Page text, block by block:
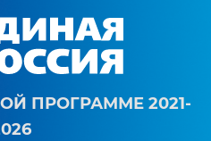
ПРОГРАММЕ 2021-